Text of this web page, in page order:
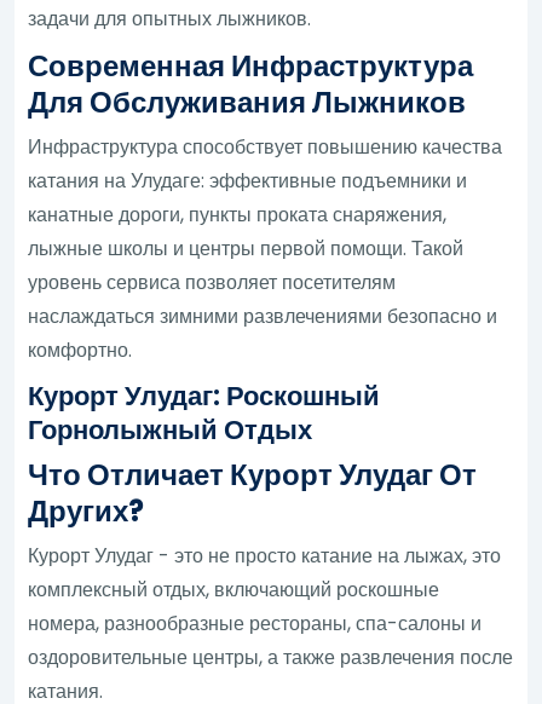
задачи для опытных лыжников.
Современная Инфраструктура
Для Обслуживания Лыжников
Инфраструктура способствует повышению качества
катания на Улудаге: эффективные подъемники и
канатные дороги, пункты проката снаряжения,
лыжные школы и центры первой помощи. Такой
уровень сервиса позволяет посетителям
наслаждаться зимними развлечениями безопасно и
комфортно.
Курорт Улудаг: Роскошный
Горнолыжный Отдых
Что Отличает Курорт Улудаг От
Других?
Курорт Улудаг - это не просто катание на лыжах, это
комплексный отдых, включающий роскошные
номера, разнообразные рестораны, спа-салоны и
оздоровительные центры, а также развлечения после
катания.